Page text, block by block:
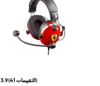
3.9(41التقييمات)